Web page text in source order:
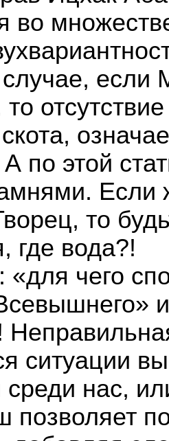
во
если
по этой
Если
то
где вода?!
«для чего
ситуации
нас,
позволяет